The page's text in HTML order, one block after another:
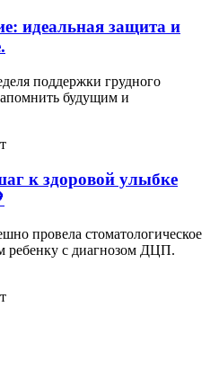
идеальная защита и
поддержки грудного
будущим и
к здоровой улыбке
провела стоматологическое
ребенку с диагнозом ДЦП.